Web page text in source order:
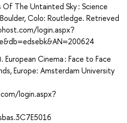
The Untainted Sky : Science
Colo: Routledge. Retrieved
login.aspx?
European Cinema : Face to Face
Europe: Amsterdam University
login.aspx?